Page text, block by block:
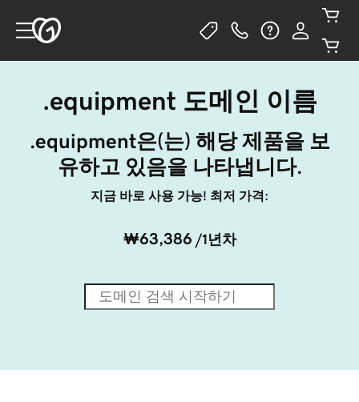
.equipment 도메인 이름
.equipment은(는) 해당 제품을 보
유하고 있음을 나타냅니다.
지금 바로 사용 가능! 최저 가격:
₩63,386 /1년차